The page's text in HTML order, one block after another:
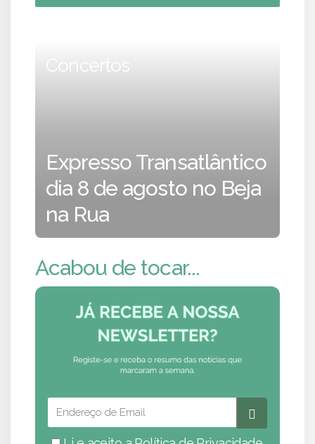
Concertos
Expresso Transatlântico
dia 8 de agosto no Beja
na Rua
Acabou de tocar...